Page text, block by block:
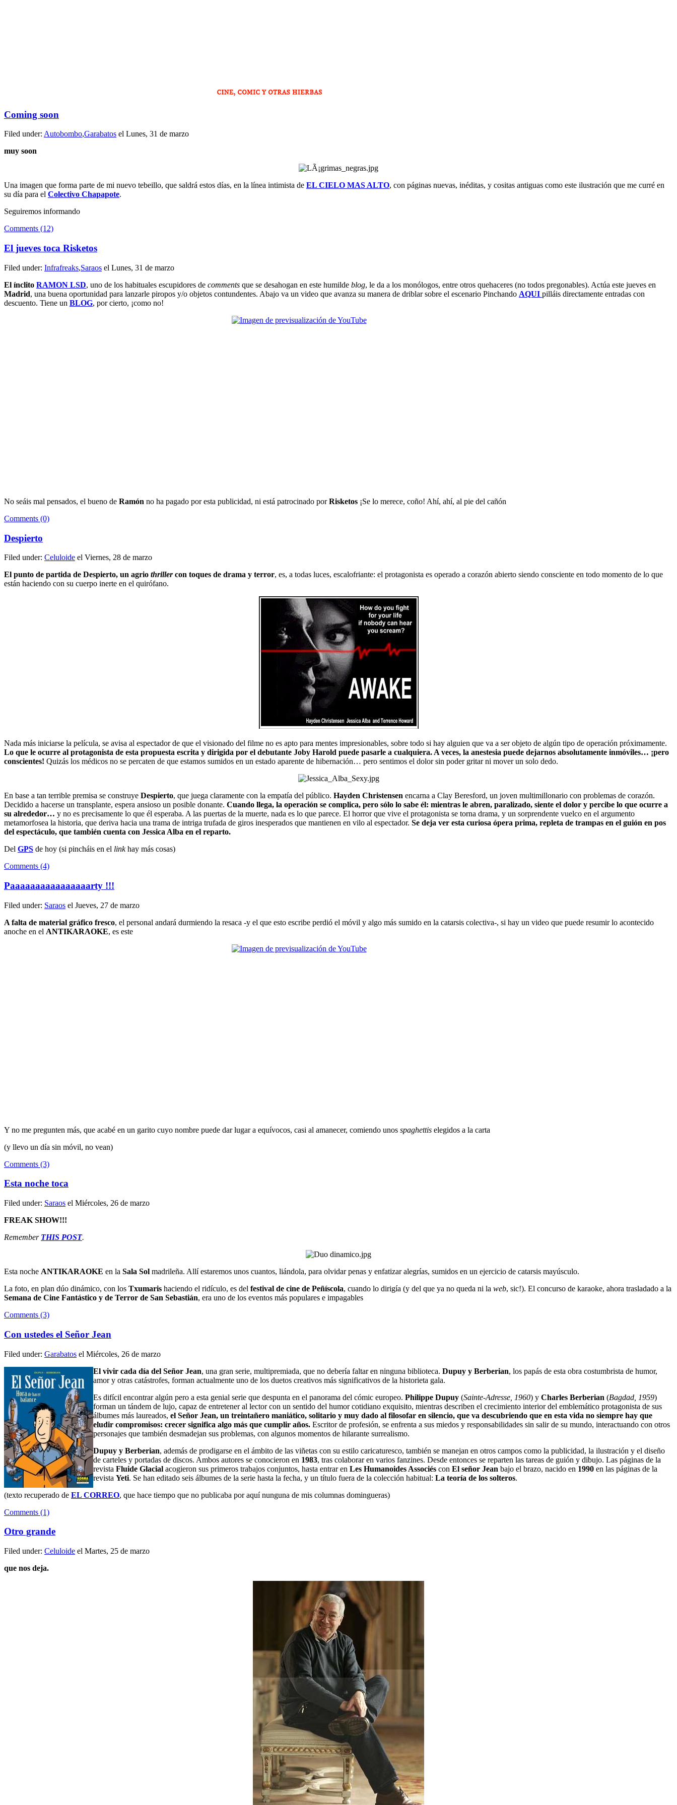
Coming soon
Filed under: Autobombo,Garabatos el Lunes, 31 de marzo
muy soon
Una imagen que forma parte de mi nuevo tebeillo, que saldrá estos días, en la línea intimista de EL CIELO MAS ALTO, con páginas nuevas, inéditas, y cositas antiguas como este ilustración que me curré en
su día para el Colectivo Chapapote.
Seguiremos informando
Comments (12)
El jueves toca Risketos
Filed under: Infrafreaks,Saraos el Lunes, 31 de marzo
El ínclito RAMON LSD, uno de los habituales escupidores de comments que se desahogan en este humilde blog, le da a los monólogos, entre otros quehaceres (no todos pregonables). Actúa este jueves en
Madrid, una buena oportunidad para lanzarle piropos y/o objetos contundentes. Abajo va un video que avanza su manera de driblar sobre el escenario Pinchando AQUI pilláis directamente entradas con
descuento. Tiene un BLOG, por cierto, ¡como no!
No seáis mal pensados, el bueno de Ramón no ha pagado por esta publicidad, ni está patrocinado porRisketos ¡Se lo merece, coño! Ahí, ahí, al pie del cañón
Comments (0)
Despierto
Filed under: Celuloide el Viernes, 28 de marzo
El punto de partida de Despierto, un agrio thrillercon toques de drama y terror, es, a todas luces, escalofriante: el protagonista es operado a corazón abierto siendo consciente en todo momento de lo que
están haciendo con su cuerpo inerte en el quirófano.
Nada más iniciarse la película, se avisa al espectador de que el visionado del filme no es apto para mentes impresionables, sobre todo si hay alguien que va a ser objeto de algún tipo de operación próximamente.
Lo que le ocurre al protagonista de esta propuesta escrita y dirigida por el debutante Joby Harold puede pasarle a cualquiera. A veces, la anestesia puede dejarnos absolutamente inmóviles… ¡pero
conscientes! Quizás los médicos no se percaten de que estamos sumidos en un estado aparente de hibernación… pero sentimos el dolor sin poder gritar ni mover un solo dedo.
En base a tan terrible premisa se construye Despierto, que juega claramente con la empatía del público. Hayden Christensen encarna a Clay Beresford, un joven multimillonario con problemas de corazón.
Decidido a hacerse un transplante, espera ansioso un posible donante. Cuando llega, la operación se complica, pero sólo lo sabe él: mientras le abren, paralizado, siente el dolor y percibe lo que ocurre a
su alrededor… y no es precisamente lo que él esperaba. A las puertas de la muerte, nada es lo que parece. El horror que vive el protagonista se torna drama, y un sorprendente vuelco en el argumento
metamorfosea la historia, que deriva hacia una trama de intriga trufada de giros inesperados que mantienen en vilo al espectador. Se deja ver esta curiosa ópera prima, repleta de trampas en el guión en pos
del espectáculo, que también cuenta con Jessica Alba en el reparto.
Del GPS de hoy (si pincháis en el linkhay más cosas)
Comments (4)
Paaaaaaaaaaaaaaaarty !!!
Filed under: Saraos el Jueves, 27 de marzo
A falta de material gráfico fresco, el personal andará durmiendo la resaca -y el que esto escribe perdió el móvil y algo más sumido en la catarsis colectiva-, si hay un video que puede resumir lo acontecido
anoche en el ANTIKARAOKE, es este
Y no me pregunten más, que acabé en un garito cuyo nombre puede dar lugar a equívocos, casi al amanecer, comiendo unos spaghettis elegidos a la carta
(y llevo un día sin móvil, no vean)
Comments (3)
Esta noche toca
Filed under: Saraos el Miércoles, 26 de marzo
FREAK SHOW!!!
Remember THIS POST.
Esta noche ANTIKARAOKE en la Sala Sol madrileña. Allí estaremos unos cuantos, liándola, para olvidar penas y enfatizar alegrías, sumidos en un ejercicio de catarsis mayúsculo.
La foto, en plan dúo dinámico, con los Txumaris haciendo el ridículo, es del festival de cine de Peñíscola, cuando lo dirigía (y del que ya no queda ni la web, sic!). El concurso de karaoke, ahora trasladado a la
Semana de Cine Fantástico y de Terror de San Sebastián, era uno de los eventos más populares e impagables
Comments (3)
Con ustedes el Señor Jean
Filed under: Garabatos el Miércoles, 26 de marzo
El vivir cada día del Señor Jean, una gran serie, multipremiada, que no debería faltar en ninguna biblioteca. Dupuy y Berberian, los papás de esta obra costumbrista de humor,
amor y otras catástrofes, forman actualmente uno de los duetos creativos más significativos de la historieta gala.
Es difícil encontrar algún pero a esta genial serie que despunta en el panorama del cómic europeo. Philippe Dupuy (Sainte-Adresse, 1960) y Charles Berberian (Bagdad, 1959)
forman un tándem de lujo, capaz de entretener al lector con un sentido del humor cotidiano exquisito, mientras describen el crecimiento interior del emblemático protagonista de sus
álbumes más laureados, el Señor Jean, un treintañero maniático, solitario y muy dado al filosofar en silencio, que va descubriendo que en esta vida no siempre hay que
eludir compromisos: crecer significa algo más que cumplir años. Escritor de profesión, se enfrenta a sus miedos y responsabilidades sin salir de su mundo, interactuando con otros
personajes que también desmadejan sus problemas, con algunos momentos de hilarante surrealismo.
Dupuy y Berberian, además de prodigarse en el ámbito de las viñetas con su estilo caricaturesco, también se manejan en otros campos como la publicidad, la ilustración y el diseño
de carteles y portadas de discos. Ambos autores se conocieron en 1983, tras colaborar en varios fanzines. Desde entonces se reparten las tareas de guión y dibujo. Las páginas de la
revista Fluide Glacial acogieron sus primeros trabajos conjuntos, hasta entrar en Les Humanoides Associés con El señor Jean bajo el brazo, nacido en 1990 en las páginas de la
revista Yeti. Se han editado seis álbumes de la serie hasta la fecha, y un título fuera de la colección habitual: La teoría de los solteros.
(texto recuperado de EL CORREO, que hace tiempo que no publicaba por aquí nunguna de mis columnas domingueras)
Comments (1)
Otro grande
Filed under: Celuloide el Martes, 25 de marzo
que nos deja.